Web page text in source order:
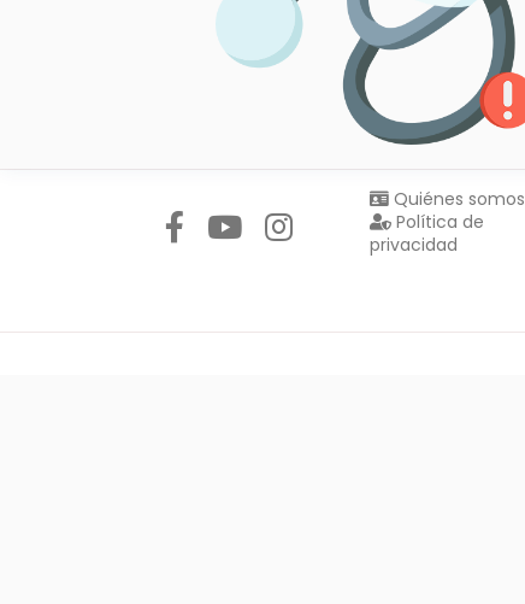
Quiénes somos
Política de
privacidad